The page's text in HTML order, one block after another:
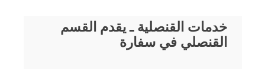
خدمات القنصلية ـ يقدم القسم
القنصلي في سفارة